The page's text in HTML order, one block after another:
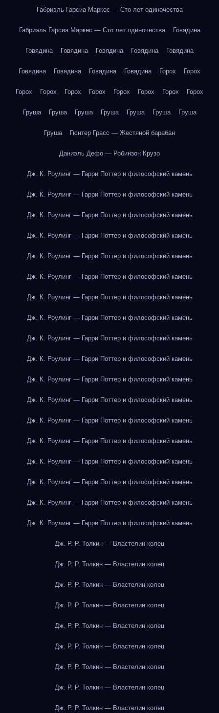
Габриэль Гарсиа Маркес — Сто лет одиночества
Габриэль Гарсиа Маркес — Сто лет одиночества Говядина
Говядина Говядина Говядина Говядина Говядина
Говядина Говядина Говядина Говядина Горох Горох
Горох Горох Горох Горох Горох Горох Горох Горох
Груша Груша Груша Груша Груша Груша Груша
Груша Гюнтер Грасс — Жестяной барабан
Даниэль Дефо — Робинзон Крузо
Дж. К. Роулинг — Гарри Поттер и философский камень
Дж. К. Роулинг — Гарри Поттер и философский камень
Дж. К. Роулинг — Гарри Поттер и философский камень
Дж. К. Роулинг — Гарри Поттер и философский камень
Дж. К. Роулинг — Гарри Поттер и философский камень
Дж. К. Роулинг — Гарри Поттер и философский камень
Дж. К. Роулинг — Гарри Поттер и философский камень
Дж. К. Роулинг — Гарри Поттер и философский камень
Дж. К. Роулинг — Гарри Поттер и философский камень
Дж. К. Роулинг — Гарри Поттер и философский камень
Дж. К. Роулинг — Гарри Поттер и философский камень
Дж. К. Роулинг — Гарри Поттер и философский камень
Дж. К. Роулинг — Гарри Поттер и философский камень
Дж. К. Роулинг — Гарри Поттер и философский камень
Дж. К. Роулинг — Гарри Поттер и философский камень
Дж. К. Роулинг — Гарри Поттер и философский камень
Дж. К. Роулинг — Гарри Поттер и философский камень
Дж. К. Роулинг — Гарри Поттер и философский камень
Дж. Р. Р. Толкин — Властелин колец
Дж. Р. Р. Толкин — Властелин колец
Дж. Р. Р. Толкин — Властелин колец
Дж. Р. Р. Толкин — Властелин колец
Дж. Р. Р. Толкин — Властелин колец
Дж. Р. Р. Толкин — Властелин колец
Дж. Р. Р. Толкин — Властелин колец
Дж. Р. Р. Толкин — Властелин колец
Дж. Р. Р. Толкин — Властелин колец